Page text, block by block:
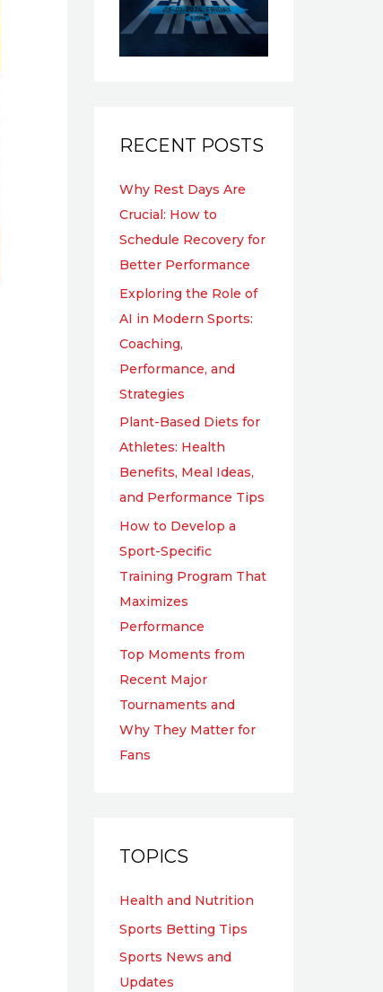
RECENT POSTS
Why Rest Days Are
Crucial: How to
Schedule Recovery for
Better Performance
Exploring the Role of
AI in Modern Sports:
Coaching,
Performance, and
Strategies
Plant-Based Diets for
Athletes: Health
Benefits, Meal Ideas,
and Performance Tips
How to Develop a
Sport-Specific
Training Program That
Maximizes
Performance
Top Moments from
Recent Major
Tournaments and
Why They Matter for
Fans
TOPICS
Health and Nutrition
Sports Betting Tips
Sports News and
Updates